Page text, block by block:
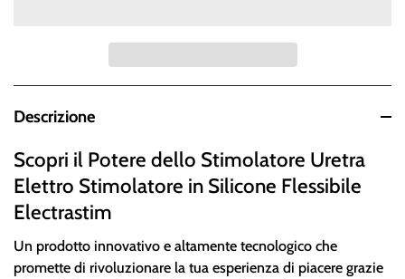
Descrizione
Scopri il Potere dello Stimolatore Uretra
Elettro Stimolatore in Silicone Flessibile
Electrastim
Un prodotto innovativo e altamente tecnologico che
promette di rivoluzionare la tua esperienza di piacere grazie